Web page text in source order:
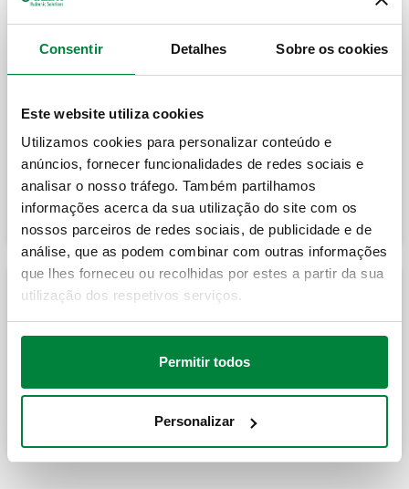
Consentir Detalhes Sobre os cookies
Este website utiliza cookies
Utilizamos cookies para personalizar conteúdo e
anúncios, fornecer funcionalidades de redes sociais e
analisar o nosso tráfego. Também partilhamos
informações acerca da sua utilização do site com os
nossos parceiros de redes sociais, de publicidade e de
análise, que as podem combinar com outras informações
que lhes forneceu ou recolhidas por estes a partir da sua
utilização dos respetivos serviços.
Permitir todos
Personalizar
Barra de comando.
Cronotermóstatos
Cronotermóstato ambiente digital.